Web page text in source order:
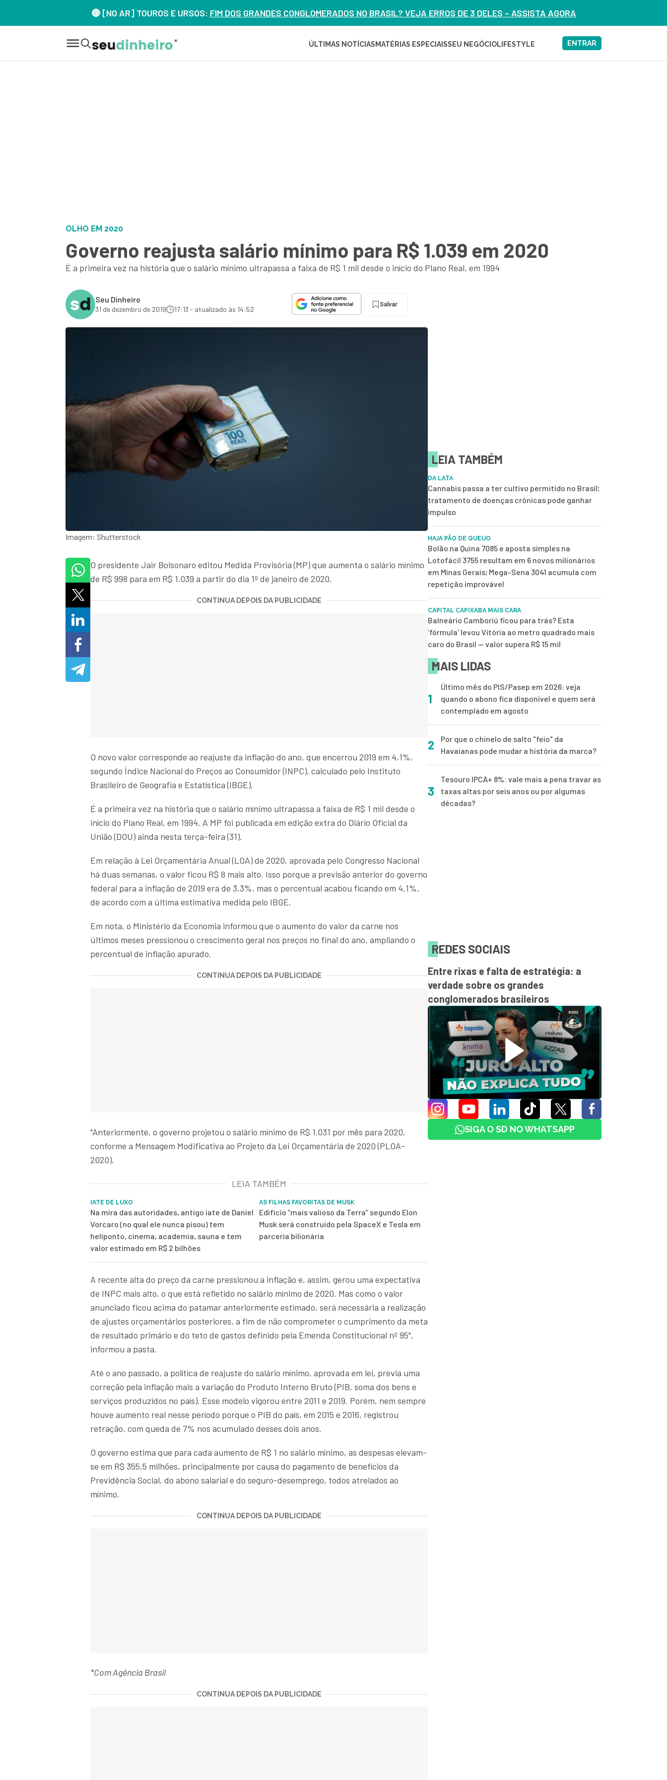
🔴 [NO AR] TOUROS E URSOS: FIM DOS GRANDES CONGLOMERADOS NO BRASIL? VEJA ERROS DE 3 DELES – ASSISTA AGORA
ÚLTIMAS NOTÍCIAS MATÉRIAS ESPECIAISSEU NEGÓCIOLIFESTYLE ENTRAR
OLHO EM 2020
Governo reajusta salário mínimo para R$ 1.039 em 2020
É a primeira vez na história que o salário mínimo ultrapassa a faixa de R$ 1 mil desde o início do Plano Real, em 1994
Seu Dinheiro
31 de dezembro de 2019 17:13 - atualizado às 14:52
Salvar
Imagem: Shutterstock
O presidente Jair Bolsonaro editou Medida Provisória (MP) que aumenta o salário mínimo
de R$ 998 para em R$ 1.039 a partir do dia 1º de janeiro de 2020.
CONTINUA DEPOIS DA PUBLICIDADE
O novo valor corresponde ao reajuste da inflação do ano, que encerrou 2019 em 4,1%,
segundo Índice Nacional do Preços ao Consumidor (INPC), calculado pelo Instituto
Brasileiro de Geografia e Estatística (IBGE).
É a primeira vez na história que o salário mínimo ultrapassa a faixa de R$ 1 mil desde o
início do Plano Real, em 1994. A MP foi publicada em edição extra do Diário Oficial da
União (DOU) ainda nesta terça-feira (31).
Em relação à Lei Orçamentária Anual (LOA) de 2020, aprovada pelo Congresso Nacional
há duas semanas, o valor ficou R$ 8 mais alto. Isso porque a previsão anterior do governo
federal para a inflação de 2019 era de 3,3%, mas o percentual acabou ficando em 4,1%,
de acordo com a última estimativa medida pelo IBGE.
Em nota, o Ministério da Economia informou que o aumento do valor da carne nos
últimos meses pressionou o crescimento geral nos preços no final do ano, ampliando o
percentual de inflação apurado.
CONTINUA DEPOIS DA PUBLICIDADE
"Anteriormente, o governo projetou o salário mínimo de R$ 1.031 por mês para 2020,
conforme a Mensagem Modificativa ao Projeto da Lei Orçamentária de 2020 (PLOA-
2020).
LEIA TAMBÉM
IATE DE LUXO
Na mira das autoridades, antigo iate de Daniel
Vorcaro (no qual ele nunca pisou) tem
heliponto, cinema, academia, sauna e tem
valor estimado em R$ 2 bilhões
AS FILHAS FAVORITAS DE MUSK
Edifício “mais valioso da Terra” segundo Elon
Musk será construído pela SpaceX e Tesla em
parceria bilionária
A recente alta do preço da carne pressionou a inflação e, assim, gerou uma expectativa
de INPC mais alto, o que está refletido no salário mínimo de 2020. Mas como o valor
anunciado ficou acima do patamar anteriormente estimado, será necessária a realização
de ajustes orçamentários posteriores, a fim de não comprometer o cumprimento da meta
de resultado primário e do teto de gastos definido pela Emenda Constitucional nº 95",
informou a pasta.
Até o ano passado, a política de reajuste do salário mínimo, aprovada em lei, previa uma
correção pela inflação mais a variação do Produto Interno Bruto (PIB, soma dos bens e
serviços produzidos no país). Esse modelo vigorou entre 2011 e 2019. Porém, nem sempre
houve aumento real nesse período porque o PIB do país, em 2015 e 2016, registrou
retração, com queda de 7% nos acumulado desses dois anos.
O governo estima que para cada aumento de R$ 1 no salário mínimo, as despesas elevam-
se em R$ 355,5 milhões, principalmente por causa do pagamento de benefícios da
Previdência Social, do abono salarial e do seguro-desemprego, todos atrelados ao
mínimo.
CONTINUA DEPOIS DA PUBLICIDADE
*Com Agência Brasil
CONTINUA DEPOIS DA PUBLICIDADE
LEIA TAMBÉM
DA LATA
Cannabis passa a ter cultivo permitido no Brasil;
tratamento de doenças crônicas pode ganhar
impulso
HAJA PÃO DE QUEIJO
Bolão na Quina 7085 e aposta simples na
Lotofácil 3755 resultam em 6 novos milionários
em Minas Gerais; Mega-Sena 3041 acumula com
repetição improvável
CAPITAL CAPIXABA MAIS CARA
Balneário Camboriú ficou para trás? Esta
‘fórmula’ levou Vitória ao metro quadrado mais
caro do Brasil — valor supera R$ 15 mil
MAIS LIDAS
1
Último mês do PIS/Pasep em 2026: veja
quando o abono fica disponível e quem será
contemplado em agosto
2
Por que o chinelo de salto "feio" da
Havaianas pode mudar a história da marca?
3
Tesouro IPCA+ 8%: vale mais a pena travar as
taxas altas por seis anos ou por algumas
décadas?
REDES SOCIAIS
Entre rixas e falta de estratégia: a
verdade sobre os grandes
conglomerados brasileiros
SIGA O SD NO WHATSAPP